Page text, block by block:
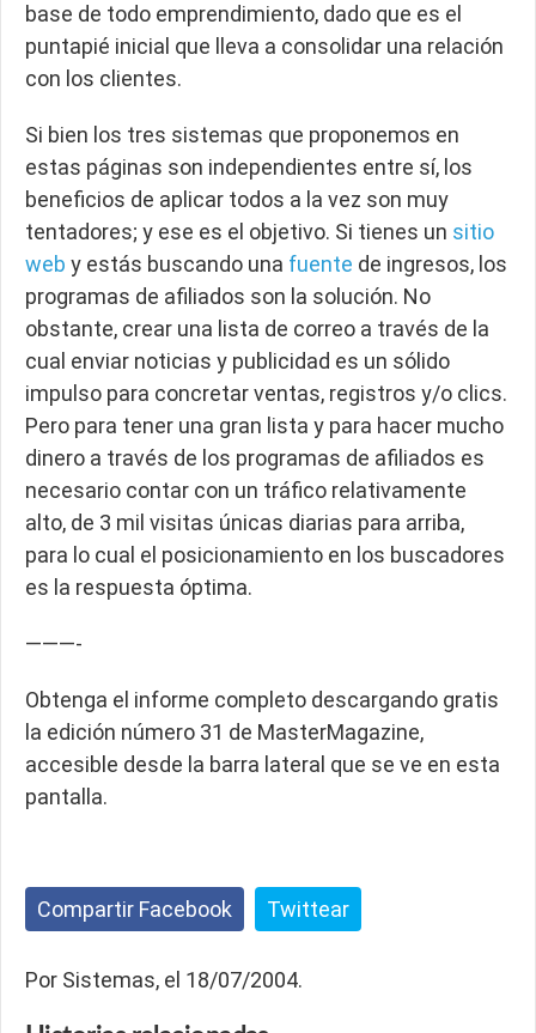
base de todo emprendimiento, dado que es el
puntapié inicial que lleva a consolidar una relación
con los clientes.
Si bien los tres sistemas que proponemos en
estas páginas son independientes entre sí, los
beneficios de aplicar todos a la vez son muy
tentadores; y ese es el objetivo. Si tienes un sitio
web y estás buscando una fuente de ingresos, los
programas de afiliados son la solución. No
obstante, crear una lista de correo a través de la
cual enviar noticias y publicidad es un sólido
impulso para concretar ventas, registros y/o clics.
Pero para tener una gran lista y para hacer mucho
dinero a través de los programas de afiliados es
necesario contar con un tráfico relativamente
alto, de 3 mil visitas únicas diarias para arriba,
para lo cual el posicionamiento en los buscadores
es la respuesta óptima.
———-
Obtenga el informe completo descargando gratis
la edición número 31 de MasterMagazine,
accesible desde la barra lateral que se ve en esta
pantalla.
Compartir Facebook Twittear
Por Sistemas, el 18/07/2004.